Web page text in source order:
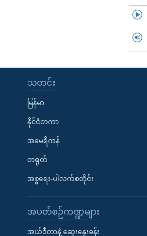
သတင်း
မြန်မာ
နိုင်ငံတကာ
အမေရိကန်
တရုတ်
အစ္စရေး-ပါလက်စတိုင်း
အပတ်စဉ်ကဏ္ဍများ
အယ်ဒီတာနဲ့ ဆွေးနွေးခန်း